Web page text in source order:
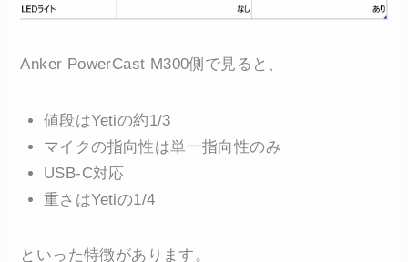
Anker PowerCast M300側で見ると、
値段はYetiの約1/3
マイクの指向性は単一指向性のみ
USB-C対応
重さはYetiの1/4
といった特徴があります。